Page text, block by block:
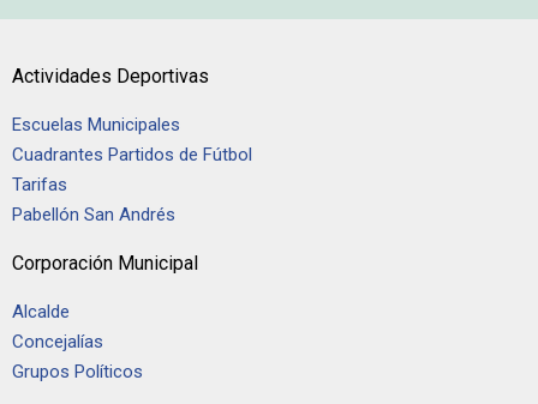
Actividades Deportivas
Escuelas Municipales
Cuadrantes Partidos de Fútbol
Tarifas
Pabellón San Andrés
Corporación Municipal
Alcalde
Concejalías
Grupos Políticos